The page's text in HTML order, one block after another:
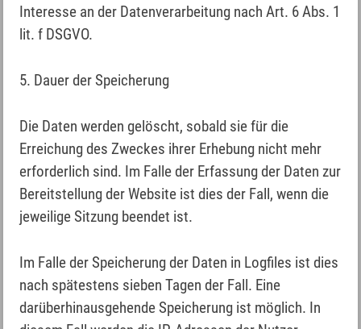
Interesse an der Datenverarbeitung nach Art. 6 Abs. 1
lit. f DSGVO.
5. Dauer der Speicherung
Die Daten werden gelöscht, sobald sie für die
Erreichung des Zweckes ihrer Erhebung nicht mehr
erforderlich sind. Im Falle der Erfassung der Daten zur
Bereitstellung der Website ist dies der Fall, wenn die
jeweilige Sitzung beendet ist.
Im Falle der Speicherung der Daten in Logfiles ist dies
nach spätestens sieben Tagen der Fall. Eine
darüberhinausgehende Speicherung ist möglich. In